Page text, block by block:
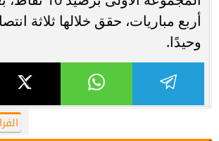
أربع مباريات، حقق خلالها ثلاثة
وحيدًا.